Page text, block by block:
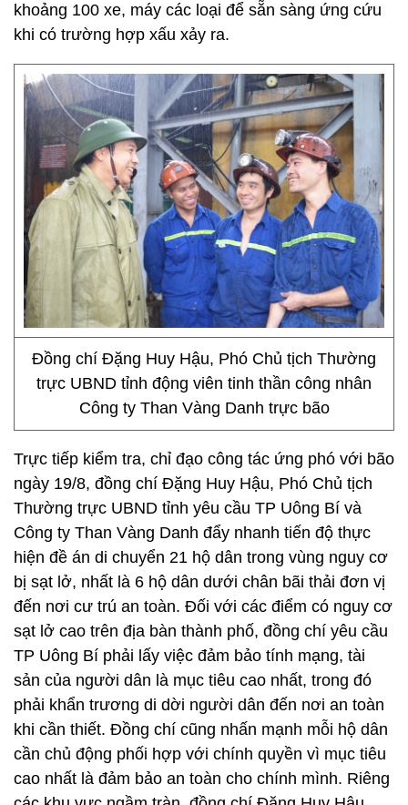
khoảng 100 xe, máy các loại để sẵn sàng ứng cứu
khi có trường hợp xấu xảy ra.
Đồng chí Đặng Huy Hậu, Phó Chủ tịch Thường
trực UBND tỉnh động viên tinh thần công nhân
Công ty Than Vàng Danh trực bão
Trực tiếp kiểm tra, chỉ đạo công tác ứng phó với bão
ngày 19/8, đồng chí Đặng Huy Hậu, Phó Chủ tịch
Thường trực UBND tỉnh yêu cầu TP Uông Bí và
Công ty Than Vàng Danh đẩy nhanh tiến độ thực
hiện đề án di chuyển 21 hộ dân trong vùng nguy cơ
bị sạt lở, nhất là 6 hộ dân dưới chân bãi thải đơn vị
đến nơi cư trú an toàn. Đối với các điểm có nguy cơ
sạt lở cao trên địa bàn thành phố, đồng chí yêu cầu
TP Uông Bí phải lấy việc đảm bảo tính mạng, tài
sản của người dân là mục tiêu cao nhất, trong đó
phải khẩn trương di dời người dân đến nơi an toàn
khi cần thiết. Đồng chí cũng nhấn mạnh mỗi hộ dân
cần chủ động phối hợp với chính quyền vì mục tiêu
cao nhất là đảm bảo an toàn cho chính mình. Riêng